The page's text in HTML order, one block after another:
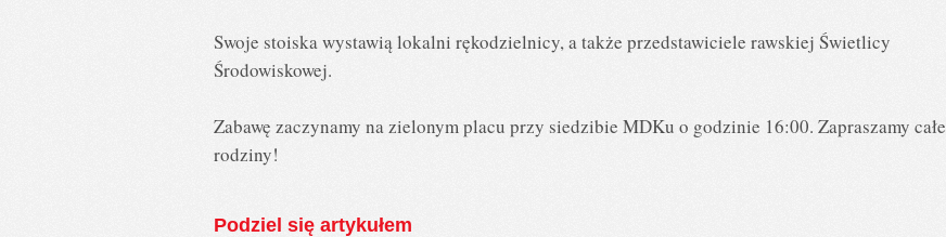
Swoje stoiska wystawią lokalni rękodzielnicy, a także przedstawiciele rawskiej Świetlicy
Środowiskowej.
Zabawę zaczynamy na zielonym placu przy siedzibie MDKu o godzinie 16:00. Zapraszamy całe
rodziny!
Podziel się artykułem